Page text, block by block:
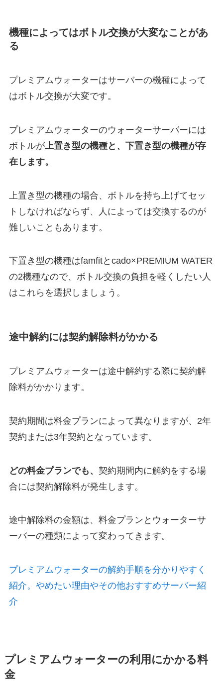
機種によってはボトル交換が大変なことがあ
る
プレミアムウォーターはサーバーの機種によって
はボトル交換が大変です。
プレミアムウォーターのウォーターサーバーには
ボトルが上置き型の機種と、下置き型の機種が存
在します。
上置き型の機種の場合、ボトルを持ち上げてセッ
トしなければならず、人によっては交換するのが
難しいこともあります。
下置き型の機種はfamfitとcado×PREMIUM WATER
の2機種なので、ボトル交換の負担を軽くしたい人
はこれらを選択しましょう。
途中解約には契約解除料がかかる
プレミアムウォーターは途中解約する際に契約解
除料がかかります。
契約期間は料金プランによって異なりますが、2年
契約または3年契約となっています。
どの料金プランでも、 契約期間内に解約をする場
合には契約解除料が発生します。
途中解除料の金額は、料金プランとウォーターサ
ーバーの種類によって変わってきます。
プレミアムウォーターの解約手順を分かりやすく
紹介。やめたい理由やその他おすすめサーバー紹
介
プレミアムウォーターの利用にかかる料
金